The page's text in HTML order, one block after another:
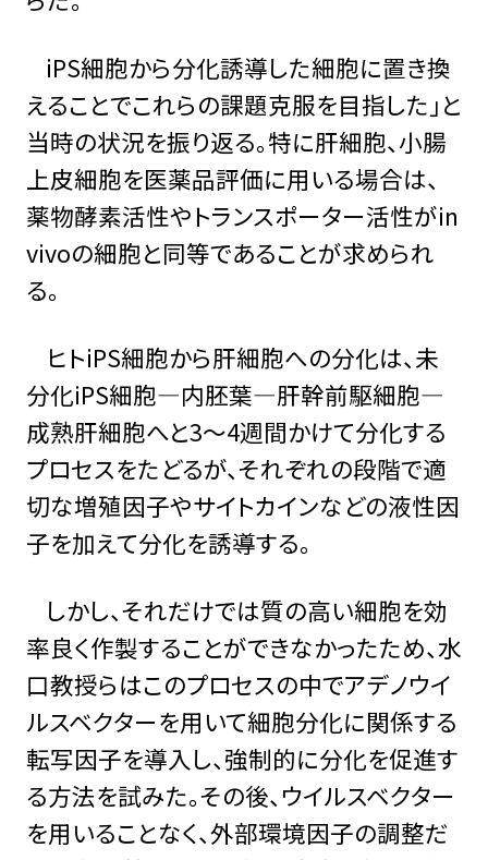
iPS細胞から分化誘導した細胞に置き換
えることでこれらの課題克服を目指した」と
当時の状況を振り返る。特に肝細胞、小腸
上皮細胞を医薬品評価に用いる場合は、
薬物酵素活性やトランスポーター活性がin
vivoの細胞と同等であることが求められ
る。
ヒトiPS細胞から肝細胞への分化は、未
分化iPS細胞―内胚葉―肝幹前駆細胞―
成熟肝細胞へと3～4週間かけて分化する
プロセスをたどるが、それぞれの段階で適
切な増殖因子やサイトカインなどの液性因
子を加えて分化を誘導する。
しかし、それだけでは質の高い細胞を効
率良く作製することができなかったため、水
口教授らはこのプロセスの中でアデノウイ
ルスベクターを用いて細胞分化に関係する
転写因子を導入し、強制的に分化を促進す
る方法を試みた。その後、ウイルスベクター
を用いることなく、外部環境因子の調整だ